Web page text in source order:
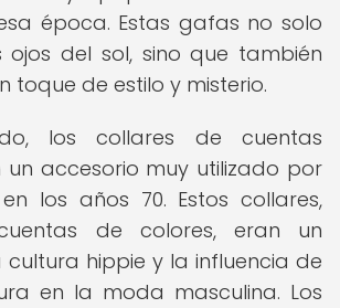
época. Estas gafas no solo
del sol, sino que también
toque de estilo y misterio.
los collares de cuentas
accesorio muy utilizado por
los años 70. Estos collares,
de colores, eran un
hippie y la influencia de
en la moda masculina. Los